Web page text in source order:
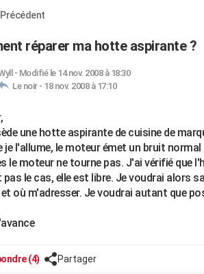
réparer ma hotte aspirante ?
- Modifié le 14 nov. 2008 à 18:30
Le noir - 18 nov. 2008 à 17:10
une hotte aspirante de cuisine de
je l'allume, le moteur émet un bruit
le moteur ne tourne pas. J'ai vérifié que
pas le cas, elle est libre. Je voudrai alors
où m'adresser. Je voudrai autant que
(4) Partager